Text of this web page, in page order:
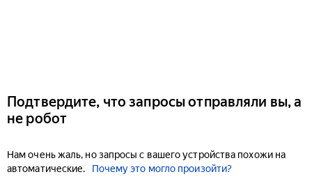
Подтвердите, что запросы отправляли вы, а
не робот
Нам очень жаль, но запросы с вашего устройства похожи на
автоматические.
Почему это могло произойти?